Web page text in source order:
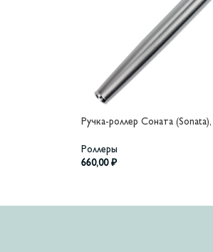
Ручка-роллер Соната
Роллеры
660,00 ₽